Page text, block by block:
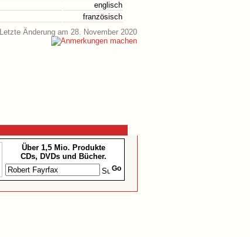
englisch
französisch
Letzte Änderung am 28. November 2020
Über 1,5 Mio. Produkte
CDs, DVDs und Bücher.
Go